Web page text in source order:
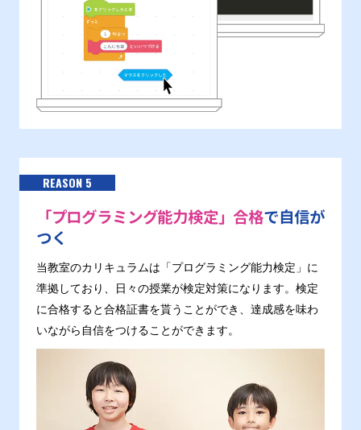
REASON 5
「プログラミング能力検定」合格で自信が
つく
当教室のカリキュラムは「プログラミング能力検定」に
準拠しており、日々の授業が検定対策になります。検定
に合格すると合格証書を貰うことができ、達成感を味わ
いながら自信をつけることができます。